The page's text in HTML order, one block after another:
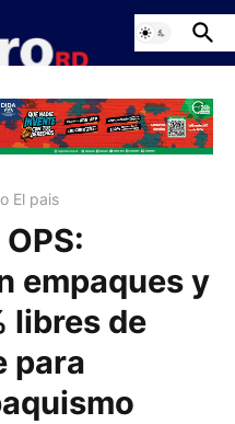
El pais
empaques y
libres de
para